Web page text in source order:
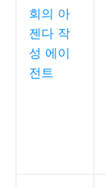
회의 아
젠다 작
성 에이
전트